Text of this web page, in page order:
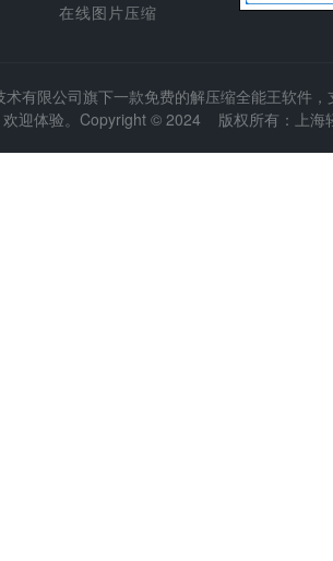
在线图片压缩
术有限公司旗下一款免费的解压缩全能王软件
欢迎体验。Copyright © 2024 版权所有：上